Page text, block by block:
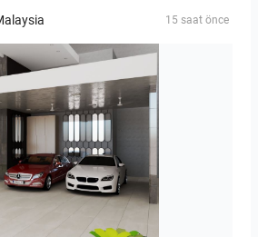
15 saat önce